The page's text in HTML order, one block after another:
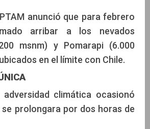
anunció que para febrero
arribar a los nevados
msnm) y Pomarapi (6.000
en el límite con Chile.
adversidad climática ocasionó
prolongara por dos horas de